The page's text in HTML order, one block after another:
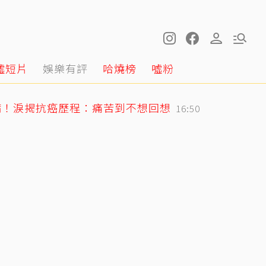
短片 娛樂有評 哈燒榜 噓粉
淚揭抗癌歷程：痛苦到不想回想 16:50